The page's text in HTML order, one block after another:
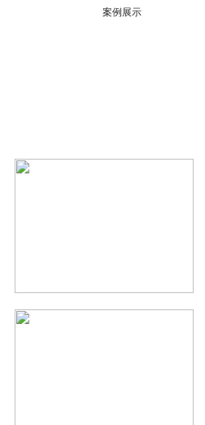
案例展示